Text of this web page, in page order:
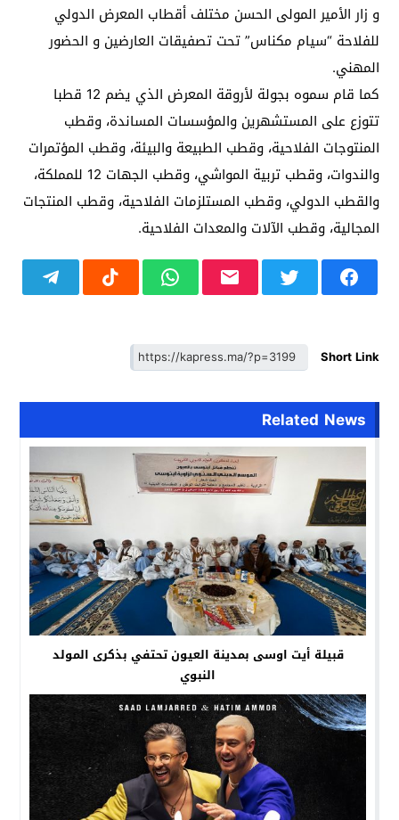
و زار الأمير المولى الحسن مختلف أقطاب المعرض الدولي
للفلاحة “سيام مكناس” تحت تصفيقات العارضين و الحضور
المهني.
كما قام سموه بجولة لأروقة المعرض الذي يضم 12 قطبا
تتوزع على المستشهرين والمؤسسات المساندة، وقطب
المنتوجات الفلاحية، وقطب الطبيعة والبيئة، وقطب المؤتمرات
والندوات، وقطب تربية المواشي، وقطب الجهات 12 للمملكة،
والقطب الدولي، وقطب المستلزمات الفلاحية، وقطب المنتجات
المجالية، وقطب الآلات والمعدات الفلاحية.
Short Link
Related News
قبيلة أيت اوسى بمدينة العيون تحتفي بذكرى المولد
النبوي